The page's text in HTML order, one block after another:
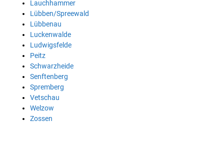
Lauchhammer
Lübben/Spreewald
Lübbenau
Luckenwalde
Ludwigsfelde
Peitz
Schwarzheide
Senftenberg
Spremberg
Vetschau
Welzow
Zossen